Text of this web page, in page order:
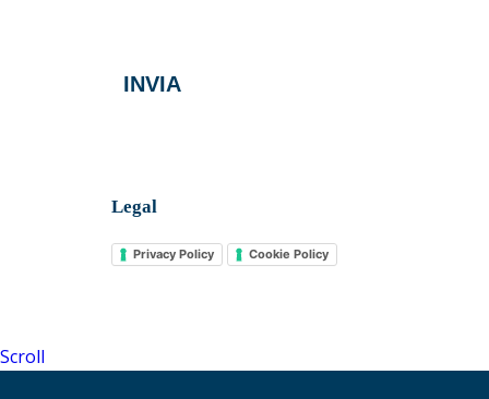
INVIA
Legal
Privacy Policy Cookie Policy
Scroll